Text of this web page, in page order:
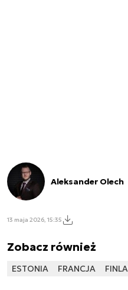
Aleksander Olech
13 maja 2026, 15:35
Zobacz również
ESTONIA FRANCJA